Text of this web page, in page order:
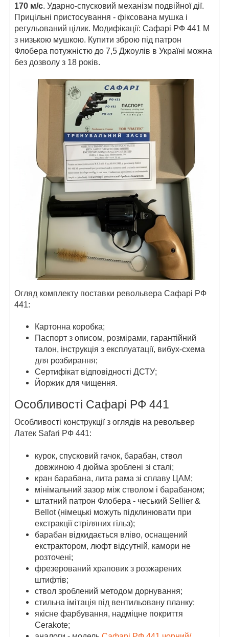
170 м/с. Ударно-спусковий механізм подвійної дії.
Прицільні пристосування - фіксована мушка і
регульований цілик. Модифікації: Сафарі РФ 441 М
з низькою мушкою. Купити зброю під патрон
Флобера потужністю до 7,5 Джоулів в Україні можна
без дозволу з 18 років.
Огляд комплекту поставки револьвера Сафарі РФ
441:
Картонна коробка;
Паспорт з описом, розмірами, гарантійний
талон, інструкція з експлуатації, вибух-схема
для розбирання;
Сертифікат відповідності ДСТУ;
Йоржик для чищення.
Особливості Сафарі РФ 441
Особливості конструкції з оглядів на револьвер
Латек Safari РФ 441:
курок, спусковий гачок, барабан, ствол
довжиною 4 дюйма зроблені зі сталі;
кран барабана, лита рама зі сплаву ЦАМ;
мінімальний зазор між стволом і барабаном;
штатний патрон Флобера - чеський Sellier &
Bellot (німецькі можуть підклинювати при
екстракції стріляних гільз);
барабан відкидається вліво, оснащений
екстрактором, люфт відсутній, камори не
розточені;
фрезерований храповик з розжарених
штифтів;
ствол зроблений методом дорнування;
стильна імітація під вентильовану планку;
якісне фарбування, надміцне покриття
Cerakote;